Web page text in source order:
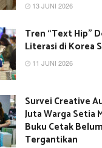
13 JUNI 2026
Tren “Text Hip”
Literasi di Korea
11 JUNI 2026
Survei Creative
Juta Warga Setia
Buku Cetak Belum
Tergantikan